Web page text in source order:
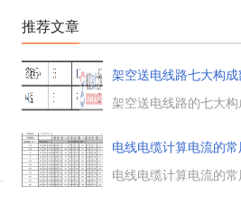
推荐文章
架空送电线路七大构成
架空送电线路的七大构
金具、杆塔、基础、接
等，详细介绍了每个架
路组成部分的功能知识
电线电缆计算电流的
电线电缆计算电流的常